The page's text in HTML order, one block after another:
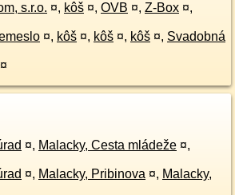
s.r.o. ¤, kôš ¤, OVB ¤, Z-Box ¤,
¤, kôš ¤, kôš ¤, kôš ¤, Svadobná
¤
¤, Malacky, Cesta mládeže ¤,
¤, Malacky, Pribinova ¤, Malacky,